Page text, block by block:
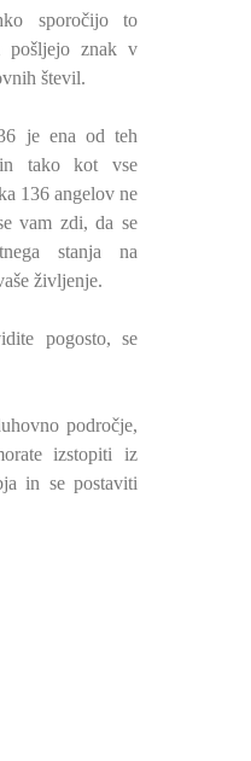
sporočijo to
pošljejo znak v
števil.
je ena od teh
tako kot vse
136 angelov ne
vam zdi, da se
stanja na
življenje.
pogosto, se
področje,
izstopiti iz
in se postaviti